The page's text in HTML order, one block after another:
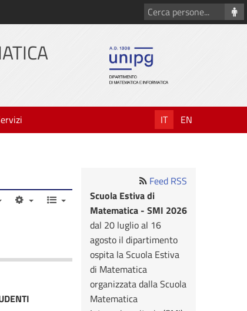
Cerca
persone
IT EN
Feed RSS
Scuola Estiva di
Matematica - SMI 2026
dal 20 luglio al 16
agosto il dipartimento
ospita la Scuola Estiva
di Matematica
organizzata dalla Scuola
Matematica